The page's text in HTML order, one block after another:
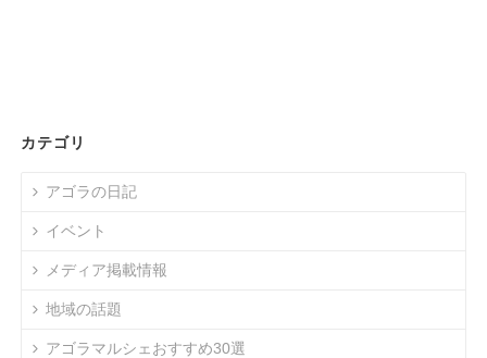
カテゴリ
アゴラの日記
イベント
メディア掲載情報
地域の話題
アゴラマルシェおすすめ30選